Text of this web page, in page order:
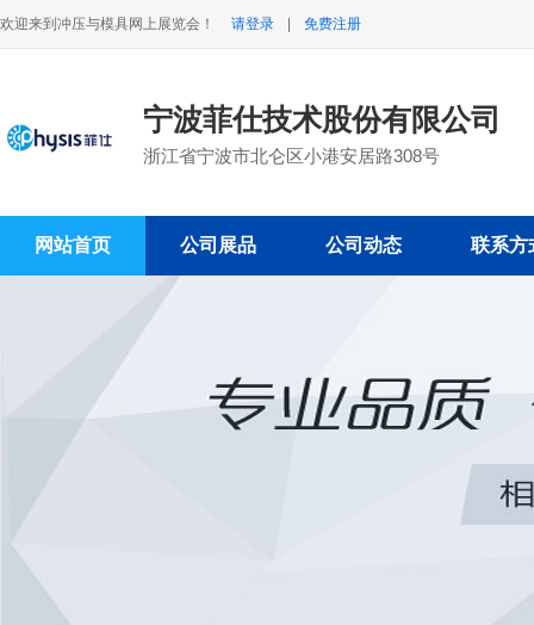
欢迎来到冲压与模具网上展览会！ 请登录 免费注册
宁波菲仕技术股份有限公司
浙江省宁波市北仑区小港安居路308号
网站首页 公司展品 公司动态 联系方